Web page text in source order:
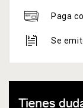
Paga
Se